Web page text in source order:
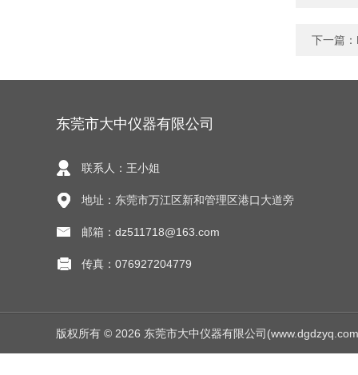
下一篇：
东莞市大中仪器有限公司
联系人：王小姐
地址：东莞市万江区新和管理区港口大道旁
邮箱：dz511718@163.com
传真：076927204779
版权所有 © 2026 东莞市大中仪器有限公司